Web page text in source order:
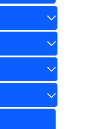
Toggle
Toggle
Toggle
Toggle